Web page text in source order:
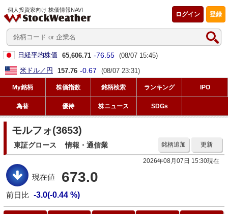
個人投資家向け 株価情報NAVI
登録
ログイン
日経平均株価 65,606.71 -76.55 (08/07 15:45)
米ドル／円
157.76 -0.67 (08/07 23:31)
My銘柄 株価指数 銘柄検索 ランキング IPO
為替 優待 株ニュース SDGs
モルフォ(3653)
東証グロース 情報・通信業 更新
銘柄追加
2026年08月07日 15:30現在
現在値 673.0
前日比 -3.0(-0.44 %)